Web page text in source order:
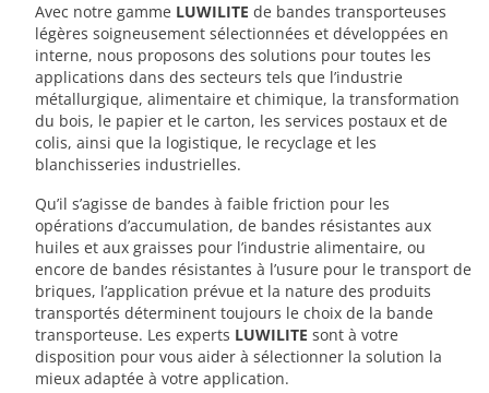
Avec notre gamme LUWILITE de bandes transporteuses
légères soigneusement sélectionnées et développées en
interne, nous proposons des solutions pour toutes les
applications dans des secteurs tels que l’industrie
métallurgique, alimentaire et chimique, la transformation
du bois, le papier et le carton, les services postaux et de
colis, ainsi que la logistique, le recyclage et les
blanchisseries industrielles.
Qu’il s’agisse de bandes à faible friction pour les
opérations d’accumulation, de bandes résistantes aux
huiles et aux graisses pour l’industrie alimentaire, ou
encore de bandes résistantes à l’usure pour le transport de
briques, l’application prévue et la nature des produits
transportés déterminent toujours le choix de la bande
transporteuse. Les experts LUWILITE sont à votre
disposition pour vous aider à sélectionner la solution la
mieux adaptée à votre application.